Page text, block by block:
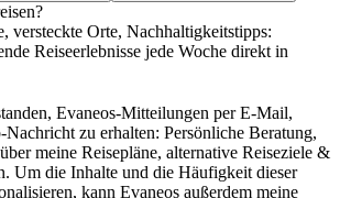
versteckte Orte, Nachhaltigkeitstipps:
Reiseerlebnisse jede Woche direkt in
Evaneos-Mitteilungen per E-Mail,
zu erhalten: Persönliche Beratung,
meine Reisepläne, alternative Reiseziele &
Um die Inhalte und die Häufigkeit dieser
kann Evaneos außerdem meine